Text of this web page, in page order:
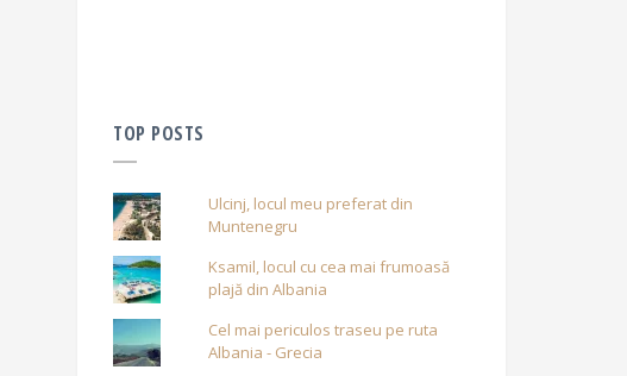
TOP POSTS
Ulcinj, locul meu preferat din
Muntenegru
Ksamil, locul cu cea mai frumoasă
plajă din Albania
Cel mai periculos traseu pe ruta
Albania - Grecia